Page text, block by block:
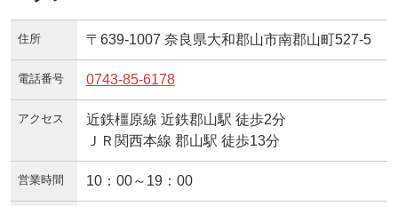
住所 〒639-1007 奈良県大和郡山市南郡山町527-5
電話番号 0743-85-6178
アクセス
近鉄橿原線 近鉄郡山駅 徒歩2分
ＪＲ関西本線 郡山駅 徒歩13分
営業時間 10：00～19：00